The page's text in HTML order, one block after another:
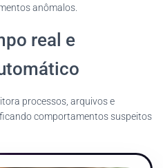
anômalos.
real e
processos, arquivos e
comportamentos suspeitos